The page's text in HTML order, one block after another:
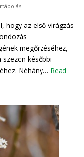
hogy az első virágzás
megőrzéséhez,
későbbi
Néhány… Read